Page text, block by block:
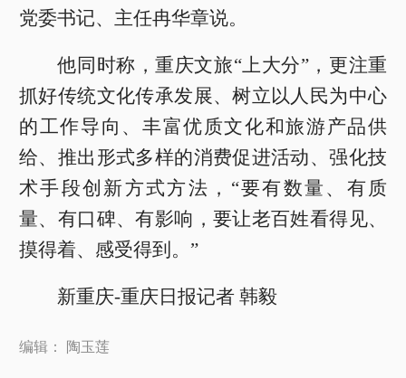
党委书记、主任冉华章说。
他同时称，重庆文旅“上大分”，更注重
抓好传统文化传承发展、树立以人民为中心
的工作导向、丰富优质文化和旅游产品供
给、推出形式多样的消费促进活动、强化技
术手段创新方式方法，“要有数量、有质
量、有口碑、有影响，要让老百姓看得见、
摸得着、感受得到。”
新重庆-重庆日报记者 韩毅
编辑： 陶玉莲